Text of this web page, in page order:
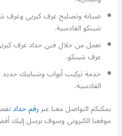
صيانة وتصليح غرف كيربي وغرف
شينكو القادسية.
نعمل من خلال فني حداد غرف
غرف شينكو.
خدمة تركيب أبواب وشبابيك حديد
القادسية.
يمكنكم التواصل معنا عبررقم حداد
موقعنا الكتروني وسوف نرسل إليك